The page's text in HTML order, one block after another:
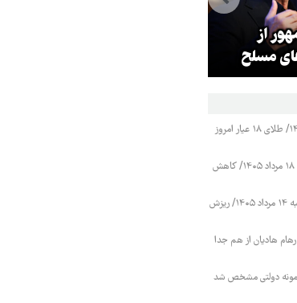
از
مسلح
قیمت طلا و سکه جمعه ۱۶ مرداد ۱۴۰۵/ طلای ۱۸ عیار امروز
قیمت محصولات ایران خودرو یکشنبه ۱۸ مرداد ۱۴۰۵/ کاهش
قیمت محصولات ایران خودرو چهارشنبه ۱۴ مرداد ۱۴۰۵/ ریزش
رهام هادیان از هم جدا
نمونه دولتی مشخص شد